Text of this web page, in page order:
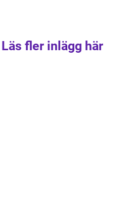
Läs fler inlägg här